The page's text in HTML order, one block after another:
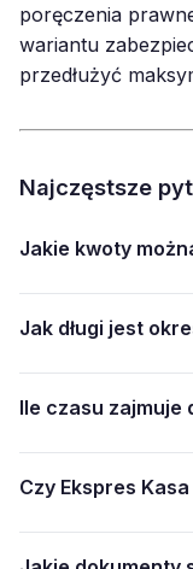
poręczenia
wariantu
przedłużyć
Najczęstsze
Jakie kwoty
Jak długi jest
Ile czasu zajmuje
Czy Ekspres